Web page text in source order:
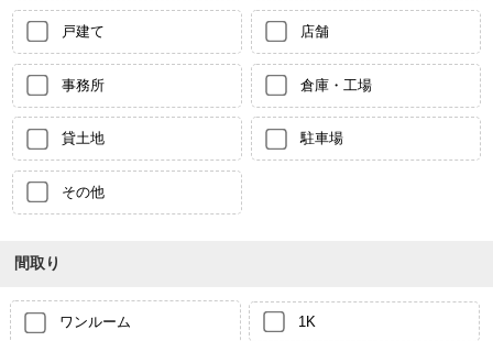
戸建て 店舗
事務所 倉庫・工場
貸土地 駐車場
その他
間取り
ワンルーム 1K